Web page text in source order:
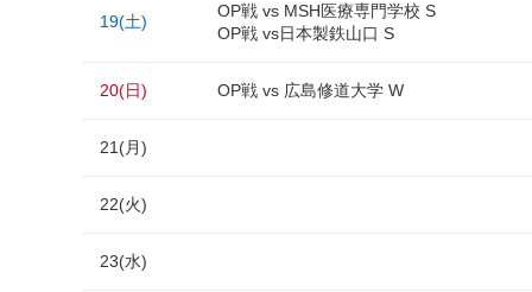
19(土)
OP戦 vs MSH医療専門学校 S
OP戦 vs日本製鉄山口 S
20(日) OP戦 vs 広島修道大学 W
21(月)
22(火)
23(水)